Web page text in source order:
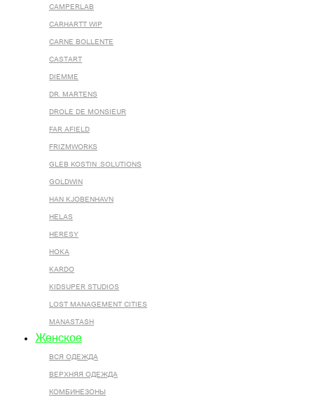
CAMPERLAB
CARHARTT WIP
CARNE BOLLENTE
CASTART
DIEMME
DR. MARTENS
DROLE DE MONSIEUR
FAR AFIELD
FRIZMWORKS
GLEB KOSTIN .SOLUTIONS
GOLDWIN
HAN KJOBENHAVN
HELAS
HERESY
HOKA
KARDO
KIDSUPER STUDIOS
LOST MANAGEMENT CITIES
MANASTASH
Женское
ВСЯ ОДЕЖДА
ВЕРХНЯЯ ОДЕЖДА
КОМБИНЕЗОНЫ